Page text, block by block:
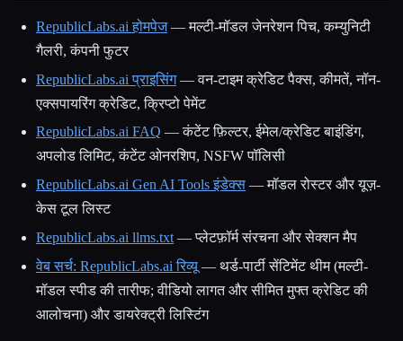
RepublicLabs.ai होमपेज— मल्टी-मॉडल जेनरेशन पिच, कम्युनिटी
गैलरी, कंपनी फुटर
RepublicLabs.ai प्राइसिंग— वन-टाइम क्रेडिट पैक्स, कीमतें, नॉन-
एक्सपायरिंग क्रेडिट, क्रिप्टो पेमेंट
RepublicLabs.ai FAQ — कंटेंट फ़िल्टर, ईमेल/क्रेडिट बाइंडिंग,
अपलोड लिमिट, कंटेंट ओनरशिप, NSFW पॉलिसी
RepublicLabs.ai Gen AI Tools इंडेक्स — मॉडल रोस्टर और यूज़-
केस टूल लिस्ट
RepublicLabs.ai llms.txt — प्लेटफ़ॉर्म संरचना और सेक्शन मैप
वेब सर्च: RepublicLabs.ai रिव्यू — थर्ड-पार्टी सेंटिमेंट थीम (मल्टी-
मॉडल स्पीड की तारीफ; वीडियो लागत और सीमित मुफ्त क्रेडिट की
आलोचना) और डायरेक्ट्री लिस्टिंग